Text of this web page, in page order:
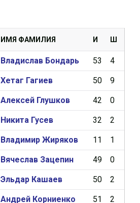
ИМЯ ФАМИЛИЯ И Ш
Владислав Бондарь 53 4
Хетаг Гагиев 50 9
Алексей Глушков 42 0
Никита Гусев 32 2
Владимир Жиряков 11 1
Вячеслав Зацепин 49 0
Эльдар Кашаев 50 2
Андрей Корниенко 51 2